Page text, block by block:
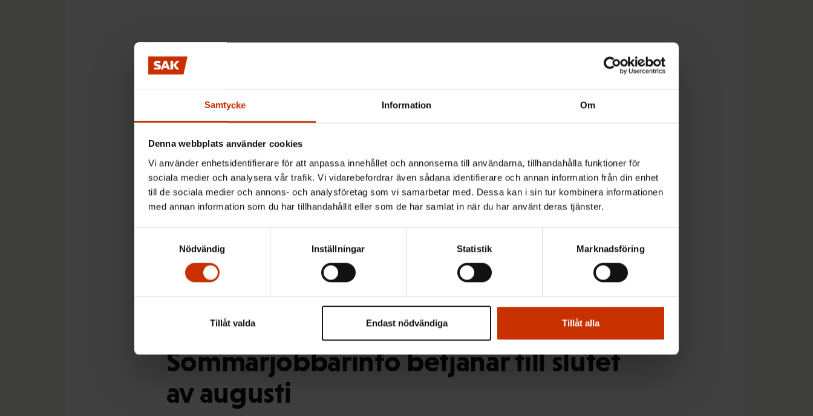
Samtycke Information Om
Denna webbplats använder cookies
Vi använder enhetsidentifierare för att anpassa innehållet och annonserna till användarna, tillhandahålla funktioner för
sociala medier och analysera vår trafik. Vi vidarebefordrar även sådana identifierare och annan information från din enhet
till de sociala medier och annons- och analysföretag som vi samarbetar med. Dessa kan i sin tur kombinera informationen
med annan information som du har tillhandahållit eller som de har samlat in när du har använt deras tjänster.
Nödvändig
Inställningar Statistik Marknadsföring
Endast nödvändiga
Tillåt valda Tillåt alla
Rådgivning om anställningsvillkor
behövs fortfarande
Det är redan femtonde gången som avgiftsfria Sommarjobbarinfo betjänar unga sommarjobbare.
Tjänsten har hjälpt tusentals unga samt deras föräldrar och arbetsgivare att få svar på sina frågor. Alla
frågor behandlas konfidentiellt, så man behöver inte vara rädd att be om hjälp.
Även om arbetslivet har förändrats med åren, så handlar frågorna ganska långt om samma ämnen
som tidigare. Varje år verkar det komma många frågor om framför allt lönen och arbetstiden.
Många tar också kontakt med frågor om prövotiden.
Sommarjobbarinfo betjänar till slutet
av augusti